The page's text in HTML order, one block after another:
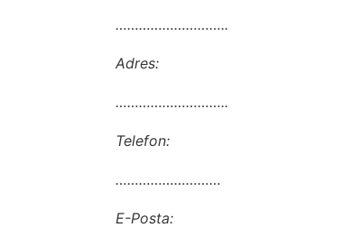
………………………..
Adres:
………………………..
Telefon:
………………………
E-Posta: